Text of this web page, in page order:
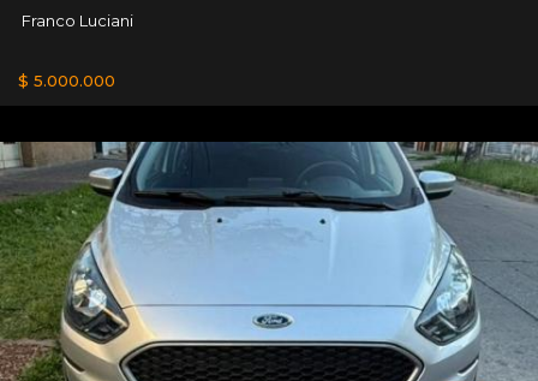
Franco Luciani
$ 5.000.000